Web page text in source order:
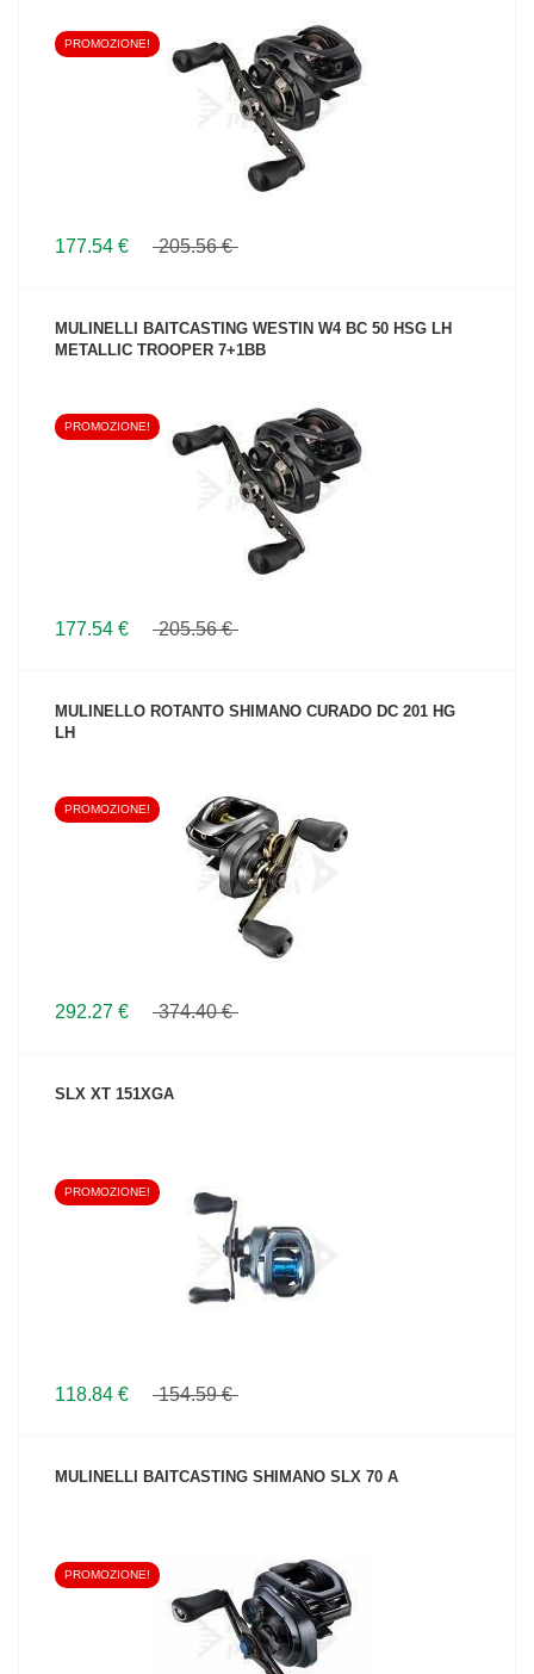
VEDI IL PRODOTTO
PROMOZIONE!
177.54 € 205.56 €
MULINELLI BAITCASTING WESTIN W4 BC 50 HSG LH
METALLIC TROOPER 7+1BB
VEDI IL PRODOTTO
PROMOZIONE!
177.54 € 205.56 €
MULINELLO ROTANTO SHIMANO CURADO DC 201 HG
LH
VEDI IL PRODOTTO
PROMOZIONE!
292.27 € 374.40 €
SLX XT 151XGA
VEDI IL PRODOTTO
PROMOZIONE!
118.84 € 154.59 €
MULINELLI BAITCASTING SHIMANO SLX 70 A
VEDI IL PRODOTTO
PROMOZIONE!